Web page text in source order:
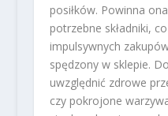
posiłków. Powinna
potrzebne składniki,
impulsywnych
spędzony w sklepie.
uwzględnić zdrowe
czy pokrojone